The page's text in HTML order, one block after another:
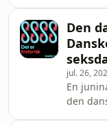
Paris,
gør en
1937.
mænd,
den
men nu
Den
jul. 26,
En
den